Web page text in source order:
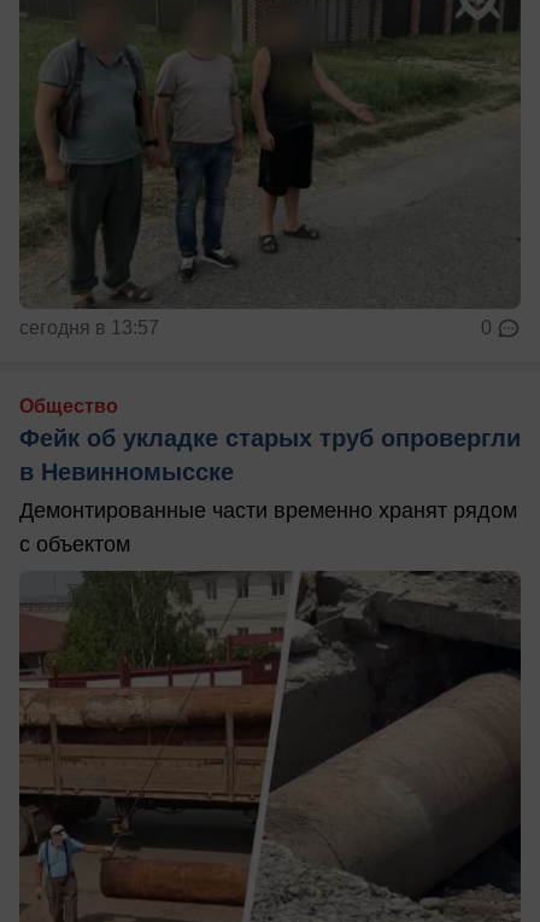
сегодня в 13:57 0
Общество
Фейк об укладке старых труб опровергли
в Невинномысске
Демонтированные части временно хранят рядом
с объектом